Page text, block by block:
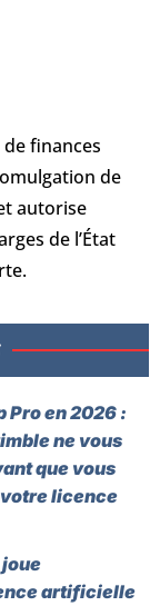
finances
de
autorise
de l’État
Pro en 2026 :
ne vous
que vous
licence
artificielle